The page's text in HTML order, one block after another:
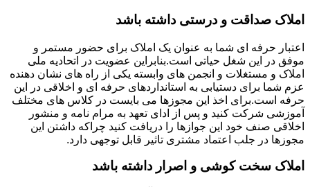
املاک صداقت و درستی داشته باشد
اعتبار حرفه ای شما به عنوان یک املاک برای حضور مستمر و
موفق در این شغل حیاتی است.بنابراین عضویت در اتحادیه ملی
املاک و مستغلات و انجمن های وابسته یکی از راه های نشان دهنده
عزم شما برای دستیابی به استانداردهای حرفه ای و اخلاقی در این
حرفه است.برای اخذ این مجوزها می بایست در کلاس های مختلف
آموزشی شرکت کنید و پس از ادای تعهد به مرام نامه و منشور
اخلاقی صنف خود این جوازها را دریافت کنید چراکه داشتن این
مجوزها در جلب اعتماد مشتری تاثیر قابل توجهی دارد.
املاک سخت کوشی و اصرار داشته باشد